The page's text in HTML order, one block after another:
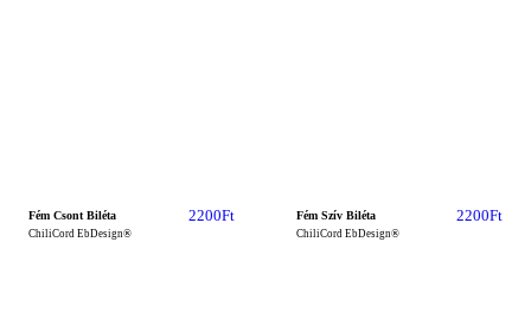
Fém Csont Biléta 2200Ft
ChiliCord EbDesign®
Fém Szív Biléta 2200Ft
ChiliCord EbDesign®